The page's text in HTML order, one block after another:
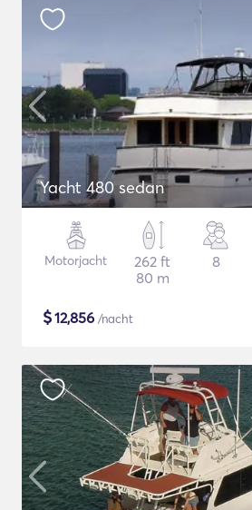
Yacht 480 sedan
Motorjacht
262 ft
80 m
8
$12,856 /nacht